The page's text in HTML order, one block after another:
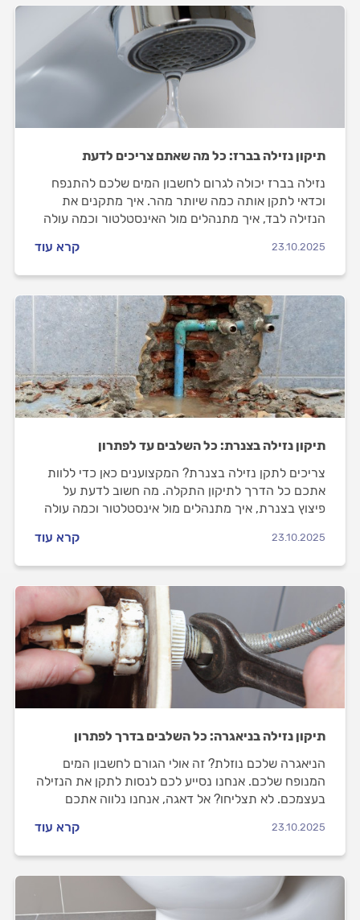
תיקון נזילה בברז: כל מה שאתם צריכים לדעת
נזילה בברז יכולה לגרום לחשבון המים שלכם להתנפח
וכדאי לתקן אותה כמה שיותר מהר. איך מתקנים את
הנזילה לבד, איך מתנהלים מול האינסטלטור וכמה עולה
23.10.2025 קרא עוד
תיקון נזילה בצנרת: כל השלבים עד לפתרון
צריכים לתקן נזילה בצנרת? המקצוענים כאן כדי ללוות
אתכם כל הדרך לתיקון התקלה. מה חשוב לדעת על
פיצוץ בצנרת, איך מתנהלים מול אינסטלטור וכמה עולה
23.10.2025 קרא עוד
תיקון נזילה בניאגרה: כל השלבים בדרך לפתרון
הניאגרה שלכם נוזלת? זה אולי הגורם לחשבון המים
המנופח שלכם. אנחנו נסייע לכם לנסות לתקן את הנזילה
בעצמכם. לא תצליחו? אל דאגה, אנחנו נלווה אתכם
האינסטלטור.
23.10.2025 קרא עוד